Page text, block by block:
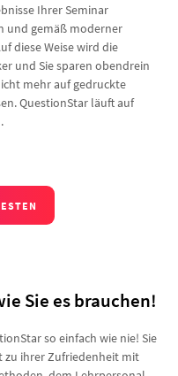
Ihrer Seminar
und gemäß moderner
diese Weise wird die
und Sie sparen obendrein
mehr auf gedruckte
QuestionStar läuft auf
Sie es brauchen!
so einfach wie nie! Sie
zu ihrer Zufriedenheit mit